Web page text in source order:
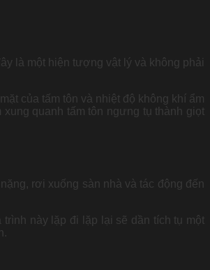
là một hiện tượng vật lý và không phải
của tấm tôn và nhiệt độ không khí ẩm
quanh tấm tôn ngưng tụ thành giọt
rơi xuống sàn nhà và tác động đến
này lặp đi lặp lại sẽ dần tích tụ một